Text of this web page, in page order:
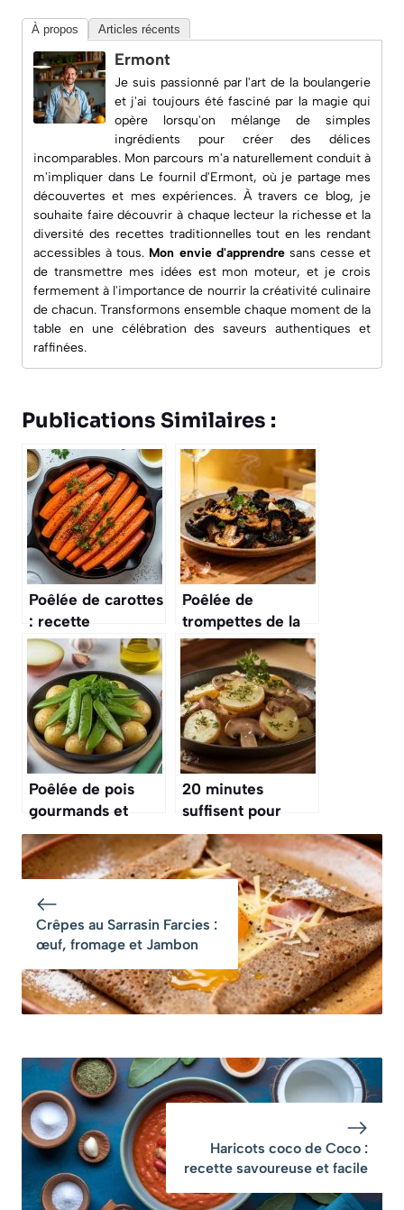
À propos Articles récents
Ermont
Je suis passionné par l'art de la boulangerie
et j'ai toujours été fasciné par la magie qui
opère lorsqu'on mélange de simples
ingrédients pour créer des délices
incomparables. Mon parcours m'a naturellement conduit à
m'impliquer dans Le fournil d'Ermont, où je partage mes
découvertes et mes expériences. À travers ce blog, je
souhaite faire découvrir à chaque lecteur la richesse et la
diversité des recettes traditionnelles tout en les rendant
accessibles à tous. Mon envie d'apprendresans cesse et
de transmettre mes idées est mon moteur, et je crois
fermement à l'importance de nourrir la créativité culinaire
de chacun. Transformons ensemble chaque moment de la
table en une célébration des saveurs authentiques et
raffinées.
Publications Similaires :
Poêlée de carottes
: recette
savoureuse et
facile
Poêlée de
trompettes de la
mort à la
persillade : recette
savoureuse
Poêlée de pois
gourmands et
pommes de terre :
recette
savoureuse
20 minutes
suffisent pour
préparer cette
poêlée de
pommes de terre,
champignons et
persillade
Crêpes au Sarrasin Farcies :
œuf, fromage et Jambon
Haricots coco de Coco :
recette savoureuse et facile